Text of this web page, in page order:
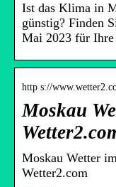
Ist das Klima in
günstig? Finden
Mai 2023 für Ihre
http s://
Moskau
Moskau Wetter
Wetter2.com